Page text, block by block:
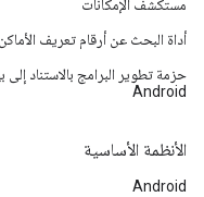
مستكشف الإمكانات
أداة البحث عن أرقام تعريف الأماكن
Android
الأنظمة الأساسية
Android